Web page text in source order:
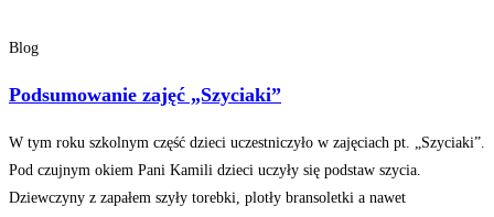
Blog
Podsumowanie zajęć „Szyciaki”
W tym roku szkolnym część dzieci uczestniczyło w zajęciach pt. „Szyciaki”.
Pod czujnym okiem Pani Kamili dzieci uczyły się podstaw szycia.
Dziewczyny z zapałem szyły torebki, plotły bransoletki a nawet